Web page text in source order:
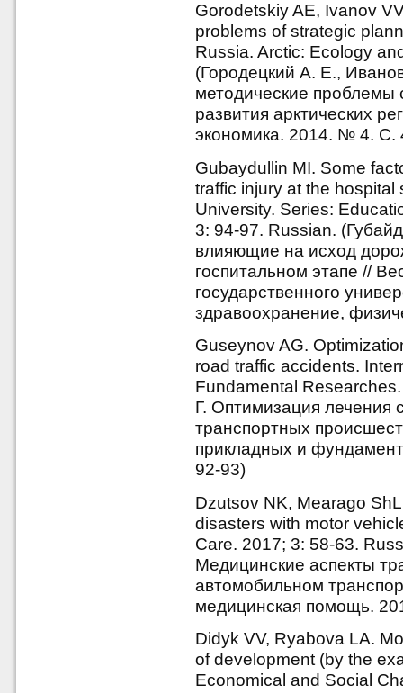
Gorodetskiy AE, Ivanov
problems of strategic
Russia. Arctic: Ecology
(Городецкий А. Е.,
методические проблемы
развития арктических
экономика. 2014. № 4. С.
Gubaydullin MI. Some
traffic injury at the
University. Series:
3: 94-97. Russian.
влияющие на исход
госпитальном этапе //
государственного
здравоохранение,
Guseynov AG.
road traffic accidents.
Fundamental
Г. Оптимизация лечения
транспортных
прикладных и
92-93)
Dzutsov NK, Mearago
disasters with motor
Care. 2017; 3: 58-63.
Медицинские аспекты
автомобильном
медицинская помощь.
Didyk VV, Ryabova LA.
of development (by the
Economical and Social